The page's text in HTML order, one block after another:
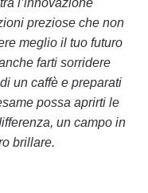
l’innovazione
preziose che non
meglio il tuo futuro
farti sorridere
un caffè e preparati
possa aprirti le
un campo in
brillare.